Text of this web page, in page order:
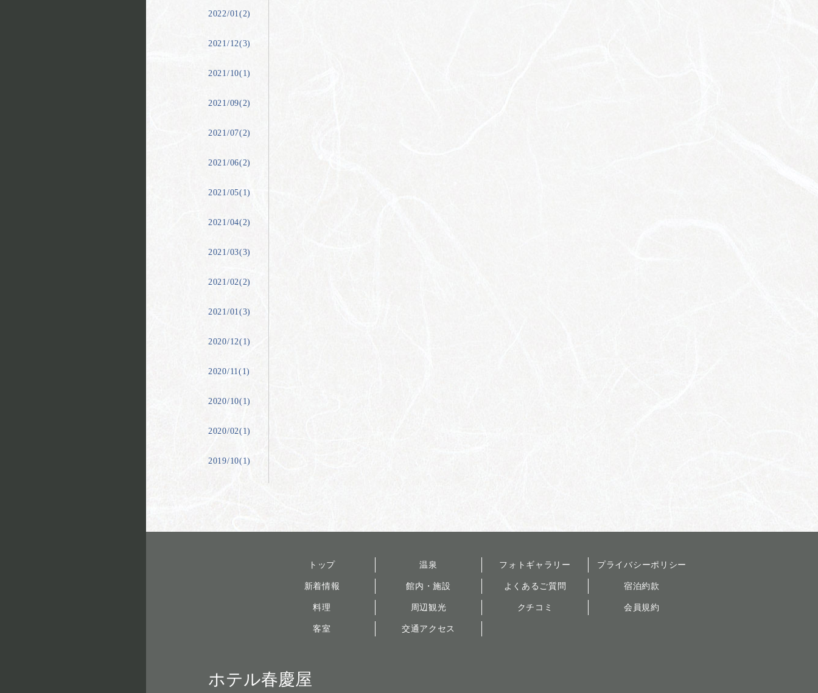
2022/01(2)
2021/12(3)
2021/10(1)
2021/09(2)
2021/07(2)
2021/06(2)
2021/05(1)
2021/04(2)
2021/03(3)
2021/02(2)
2021/01(3)
2020/12(1)
2020/11(1)
2020/10(1)
2020/02(1)
2019/10(1)
トップ
新着情報
料理
客室
温泉
館内・施設
周辺観光
交通アクセス
フォトギャラリー
よくあるご質問
クチコミ
プライバシーポリシー
宿泊約款
会員規約
ホテル春慶屋